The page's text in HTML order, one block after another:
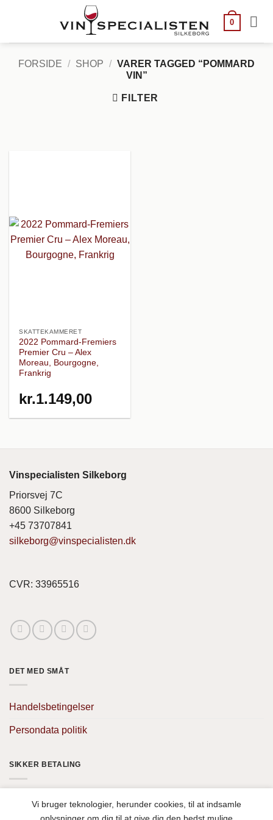
0
FORSIDE / SHOP / VARER TAGGED “POMMARD
VIN”
FILTER
SKATTEKAMMERET
2022 Pommard-Fremiers
Premier Cru – Alex
Moreau, Bourgogne,
Frankrig
kr.1.149,00
Vinspecialisten Silkeborg
Priorsvej 7C
8600 Silkeborg
+45 73707841
silkeborg@vinspecialisten.dk
CVR: 33965516
DET MED SMÅT
Handelsbetingelser
Persondata politik
SIKKER BETALING
Vi bruger teknologier, herunder cookies, til at indsamle